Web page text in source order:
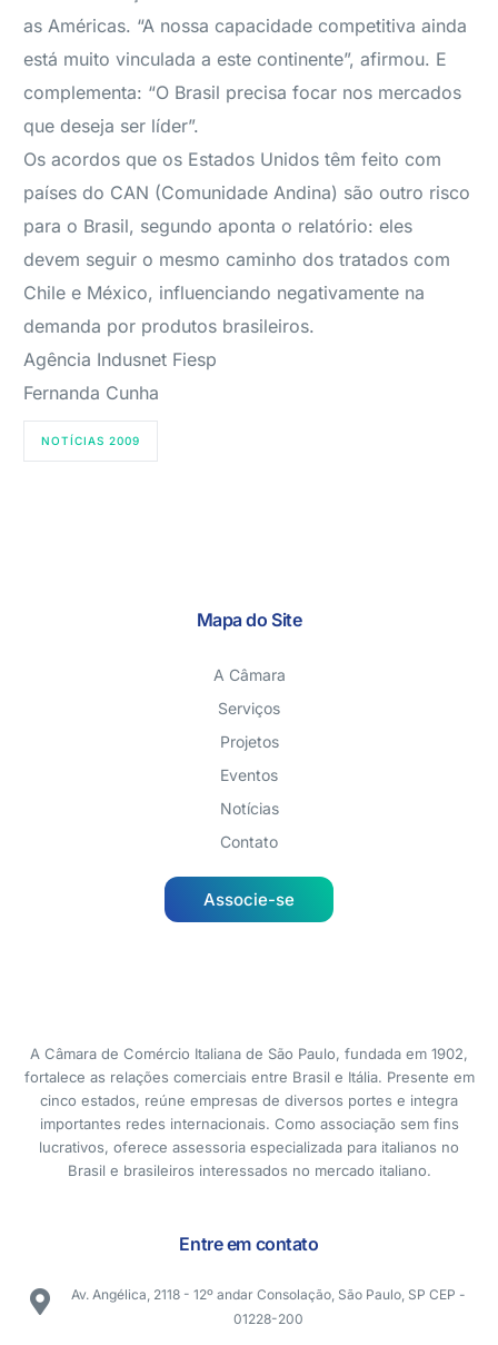
as Américas. “A nossa capacidade competitiva ainda
está muito vinculada a este continente”, afirmou. E
complementa: “O Brasil precisa focar nos mercados
que deseja ser líder”.
Os acordos que os Estados Unidos têm feito com
países do CAN (Comunidade Andina) são outro risco
para o Brasil, segundo aponta o relatório: eles
devem seguir o mesmo caminho dos tratados com
Chile e México, influenciando negativamente na
demanda por produtos brasileiros.
Agência Indusnet Fiesp
Fernanda Cunha
NOTÍCIAS 2009
Mapa do Site
A Câmara
Serviços
Projetos
Eventos
Notícias
Contato
Associe-se
A Câmara de Comércio Italiana de São Paulo, fundada em 1902,
fortalece as relações comerciais entre Brasil e Itália. Presente em
cinco estados, reúne empresas de diversos portes e integra
importantes redes internacionais. Como associação sem fins
lucrativos, oferece assessoria especializada para italianos no
Brasil e brasileiros interessados no mercado italiano.
Entre em contato
Av. Angélica, 2118 - 12º andar Consolação, São Paulo, SP CEP -
01228-200